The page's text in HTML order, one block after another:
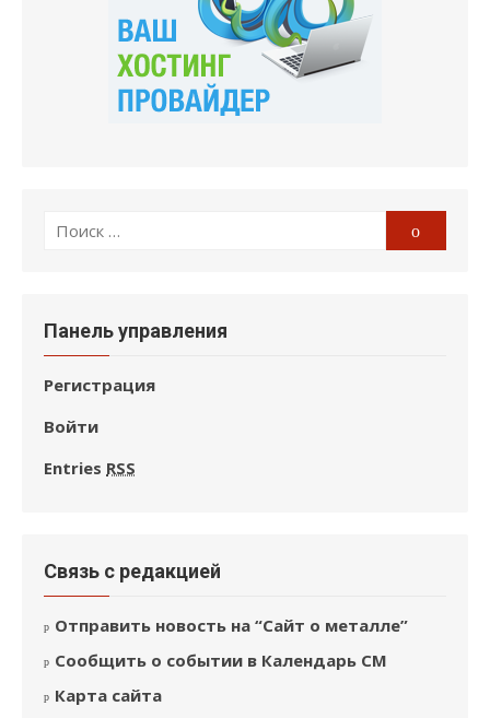
Поиск
Поиск
Панель управления
Регистрация
Войти
Entries RSS
Связь с редакцией
Отправить новость на “Сайт о металле”
Сообщить о событии в Календарь СМ
Карта сайта